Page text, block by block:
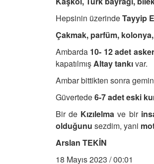
Hepsinin üzerindeTayyip
Çakmak, parfüm,
Ambarda 10- 12 adet
kapatılmışAltay tankıvar.
Ambar bittikten sonra
Güvertede6-7 adet eski
Bir de Kızılelma ve bir
olduğunu sezdim, yani
Arslan TEKİN
18 Mayıs 2023 / 00:01